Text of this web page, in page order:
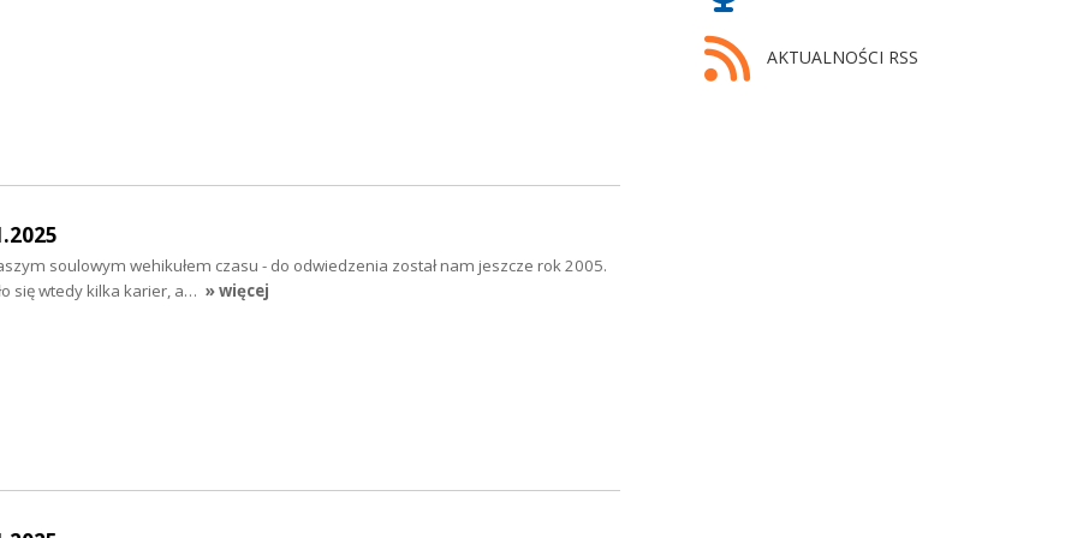
AKTUALNOŚCI RSS
soulowym wehikułem czasu - do odwiedzenia został nam jeszcze rok 2005.
się wtedy kilka karier, a… » więcej